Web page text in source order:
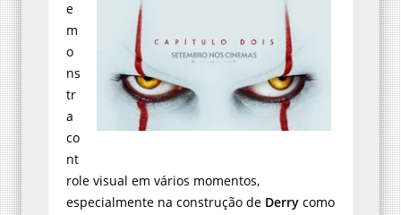
e
m
o
ns
tr
a
co
nt
role visual em vários momentos,
especialmente na construção de Derry como